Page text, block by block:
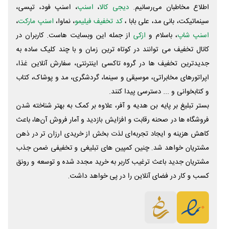
اطلاع مخاطبان می‌رسانیم. دیجی کالا، اسنپ، اسنپ فود، تپسی،
سینماتیکت، بانی مد، علی‌ بابا ،کد تخفیف فیلیمو، نماوا، اسنپ مارکت،
اسنپ شاپ، باسلام و ازکی از جمله این وبسایت ‌هاست. کاربران در
کانال تخفیف می توانند در کوتاه ترین زمان و با چند کلیک ساده به
جدیدترین تخفیف ها در گروه تاکسی اینترنتی، سفارش آنلاین غذا،
اپراتورهای مخابراتی، موسیقی و سینما، گردشگری، مد و پوشاک، کتاب
و کتابخوانی و ... دسترسی پیدا کنند.
بستر تبلیغ بر پایه بن هدیه و آفر، علاوه بر کمک به بهتر شناخته شدن
فروشگاه ها در صحنه رقابت و افزایش بازدید و آمار فروش آن‌ها، باعث
کاهش هزینه و ایجاد تجربه‌ای لذت بخش از خریدی ارزان تر در ذهن
مشتریان خواهد شد. چنین کمپین های تبلیغی و تخفیفی ضمن جذب
مشتریان جدید باعث ترغیب کاربر به خرید مجدد شده و توسعه و رونق
کسب و کار در فضای آنلاین را در پی خواهد داشت.